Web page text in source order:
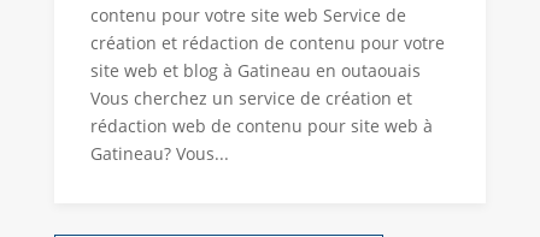
contenu pour votre site web Service de
création et rédaction de contenu pour votre
site web et blog à Gatineau en outaouais
Vous cherchez un service de création et
rédaction web de contenu pour site web à
Gatineau? Vous...